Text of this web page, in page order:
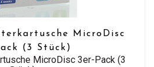
MicroDisc
(3 Stück)
MicroDisc 3er-Pack (3